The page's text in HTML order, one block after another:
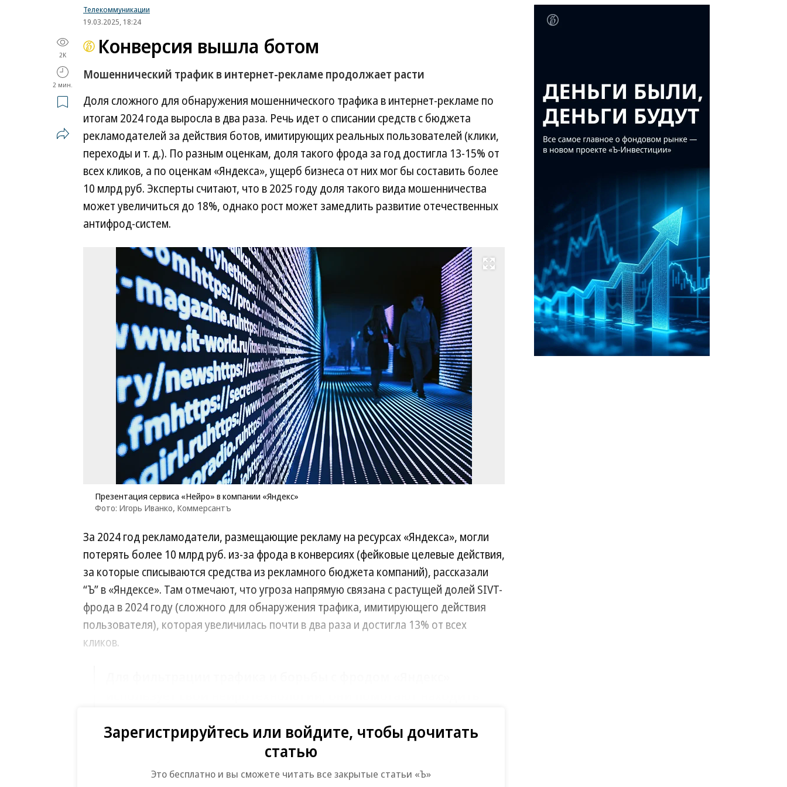
Телекоммуникации
19.03.2025, 18:24
2K
2 мин.
Конверсия вышла ботом
Мошеннический трафик в интернет-рекламе продолжает расти
Доля сложного для обнаружения мошеннического трафика в интернет-рекламе по
итогам 2024 года выросла в два раза. Речь идет о списании средств с бюджета
рекламодателей за действия ботов, имитирующих реальных пользователей (клики,
переходы и т. д.). По разным оценкам, доля такого фрода за год достигла 13-15% от
всех кликов, а по оценкам «Яндекса», ущерб бизнеса от них мог бы составить более
10 млрд руб. Эксперты считают, что в 2025 году доля такого вида мошенничества
может увеличиться до 18%, однако рост может замедлить развитие отечественных
антифрод-систем.
Развернуть на весь экран
Презентация сервиса «Нейро» в компании «Яндекс»
Фото: Игорь Иванко, Коммерсантъ
Презентация
сервиса
«Нейро»
компании
«Яндекс»
За 2024 год рекламодатели, размещающие рекламу на ресурсах «Яндекса», могли
потерять более 10 млрд руб. из-за фрода в конверсиях (фейковые целевые действия,
за которые списываются средства из рекламного бюджета компаний), рассказали
“Ъ” в «Яндексе». Там отмечают, что угроза напрямую связана с растущей долей SIVT-
фрода в 2024 году (сложного для обнаружения трафика, имитирующего действия
пользователя), которая увеличилась почти в два раза и достигла 13% от всех
кликов.
инциденты фрода.
В частности, так возросла точность определения фрода в реальном времени и
Зарегистрируйтесь или войдите, чтобы дочитать
статью
Это бесплатно и вы сможете читать все закрытые статьи «Ъ»